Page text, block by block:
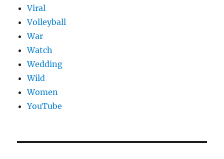
Viral
Volleyball
War
Watch
Wedding
Wild
Women
YouTube